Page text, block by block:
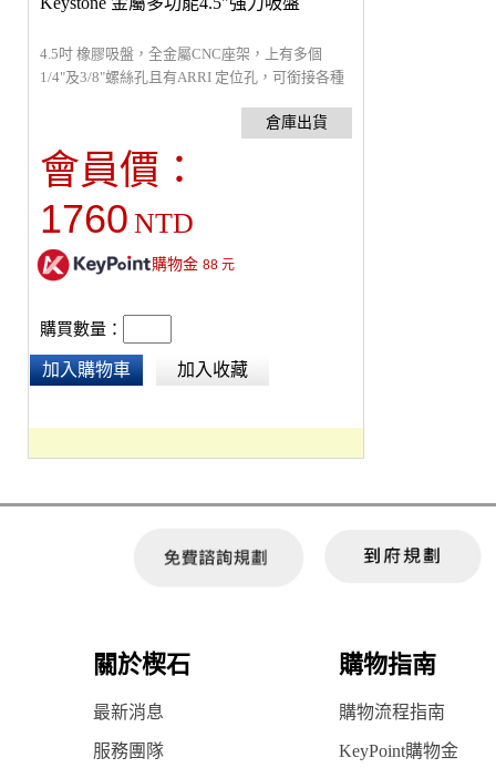
4.5吋 橡膠吸盤，全金屬CNC座架，上有多個
1/4"及3/8"螺絲孔且有ARRI 定位孔，可銜接各種
力，約可承重10公斤。產品重量388公克。
會員價：
1760 NTD
購物金 88元
購買數量：
加入購物車 加入收藏
關於楔石 購物指南
最新消息 購物流程指南
服務團隊 KeyPoint購物金